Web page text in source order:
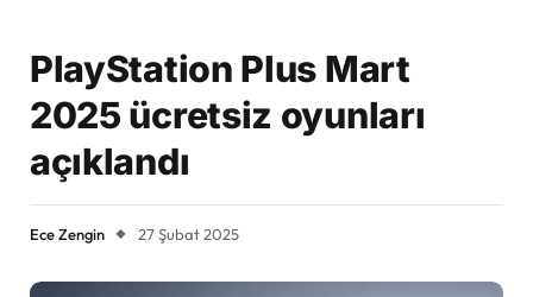
PlayStation Plus Mart
2025 ücretsiz oyunları
açıklandı
Ece Zengin 27 Şubat 2025